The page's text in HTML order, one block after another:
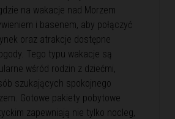
na wakacje nad Morzem
i basenem, aby połączyć
oraz atrakcje dostępne
Tego typu wakacje są
wśród rodzin z dziećmi,
szukających spokojnego
Gotowe pakiety pobytowe
zapewniają nie tylko nocleg,